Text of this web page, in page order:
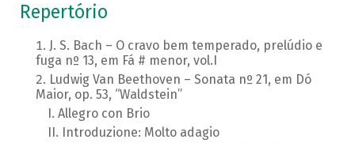
Repertório
J. S. Bach – O cravo bem temperado, prelúdio e
fuga nº 13, em Fá # menor, vol.I
Ludwig Van Beethoven – Sonata nº 21, em Dó
Maior, op. 53, “Waldstein”
Allegro con Brio
Introduzione: Molto adagio